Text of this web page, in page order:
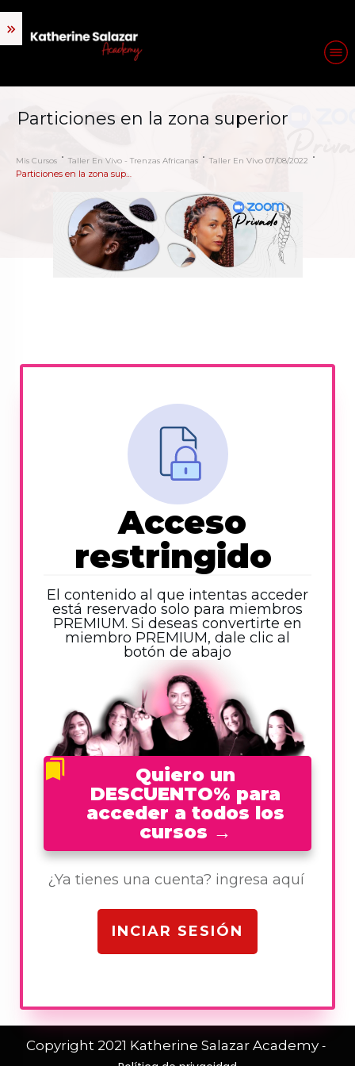
Particiones en la zona superior
Mis Cursos Taller En Vivo - Trenzas Africanas Taller En Vivo 07/08/2022
Particiones en la zona superior
Acceso
restringido
El contenido al que intentas acceder
está reservado solo para miembros
PREMIUM. Si deseas convertirte en
miembro PREMIUM, dale clic al
botón de abajo
Quiero un
DESCUENTO% para
acceder a todos los
cursos →
¿Ya tienes una cuenta? ingresa aquí
INCIAR SESIÓN
Copyright 2021 Katherine Salazar Academy -